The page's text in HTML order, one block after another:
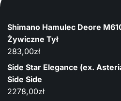
Shimano Hamulec Deore
Żywiczne Tył
283,00zł
Side Star Elegance (ex.
Side Side
2278,00zł